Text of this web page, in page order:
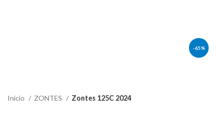
-65%
Inicio ZONTES Zontes 125C 2024